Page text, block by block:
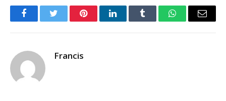
FacebookTwitter PinterestLinkedInTumblr WhatsAppEmail
Francis